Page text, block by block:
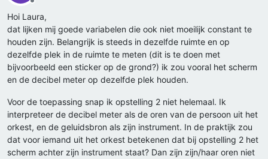
Offline
Hoi Laura,
dat lijken mij goede variabelen die ook niet moeilijk constant te
houden zijn. Belangrijk is steeds in dezelfde ruimte en op
dezelfde plek in de ruimte te meten (dit is te doen met
bijvoorbeeld een sticker op de grond?) ik zou vooral het scherm
en de decibel meter op dezelfde plek houden.
Voor de toepassing snap ik opstelling 2 niet helemaal. Ik
interpreteer de decibel meter als de oren van de persoon uit het
orkest, en de geluidsbron als zijn instrument. In de praktijk zou
dat voor iemand uit het orkest betekenen dat bij opstelling 2 het
scherm achter zijn instrument staat? Dan zijn zijn/haar oren niet